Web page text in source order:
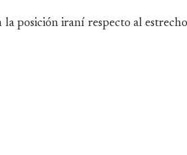
posición iraní respecto al